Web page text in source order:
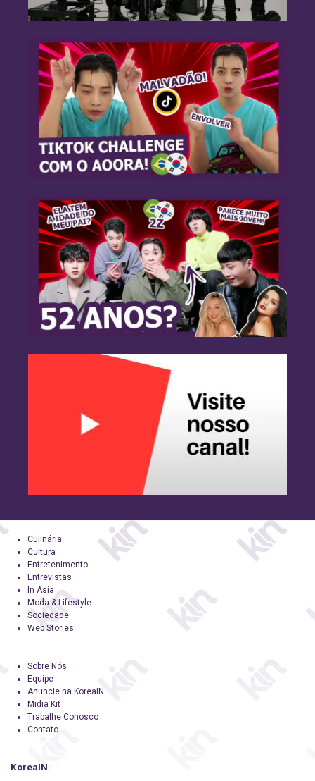
Culinária
Cultura
Entretenimento
Entrevistas
In Asia
Moda & Lifestyle
Sociedade
Web Stories
Sobre Nós
Equipe
Anuncie na KoreaIN
Midia Kit
Trabalhe Conosco
Contato
KoreaIN